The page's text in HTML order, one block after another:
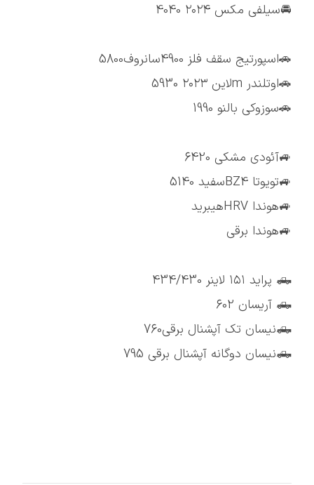
🚘سیلفی مکس ۲۰۲۴ 4040
🚗اسپورتیج سقف فلز 4900سانروف5800
🚗اوتلندر mلاین ۲۰۲۳ 5930
🚗سوزوکی بالنو 1990
🚙آئودی مشکی 6420
🚙تویوتا BZ4سفید 5140
🚙هوندا HRVهیبرید
🚙هوندا برقی
🛻 پراید ۱۵۱ لاینر 434/430
🛻 آریسان 602
🛻نیسان تک آپشنال برقی760
🛻نیسان دوگانه آپشنال برقی 795